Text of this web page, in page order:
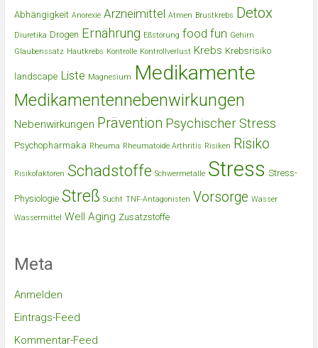
Abhängigkeit Anorexie Arzneimittel Atmen Brustkrebs Detox
Diuretika Drogen Ernährung Eßstörung food fun Gehirn
Glaubenssatz Hautkrebs Kontrolle Kontrollverlust Krebs Krebsrisiko
landscape Liste Magnesium Medikamente
Medikamentennebenwirkungen
Nebenwirkungen Prävention Psychischer Stress
Psychopharmaka Rheuma Rheumatoide Arthritis Risiken Risiko
Risikofaktoren Schadstoffe Schwermetalle Stress Stress-
Physiologie Streß Sucht TNF-Antagonisten Vorsorge Wasser
Wassermittel Well Aging Zusatzstoffe
Meta
Anmelden
Eintrags-Feed
Kommentar-Feed